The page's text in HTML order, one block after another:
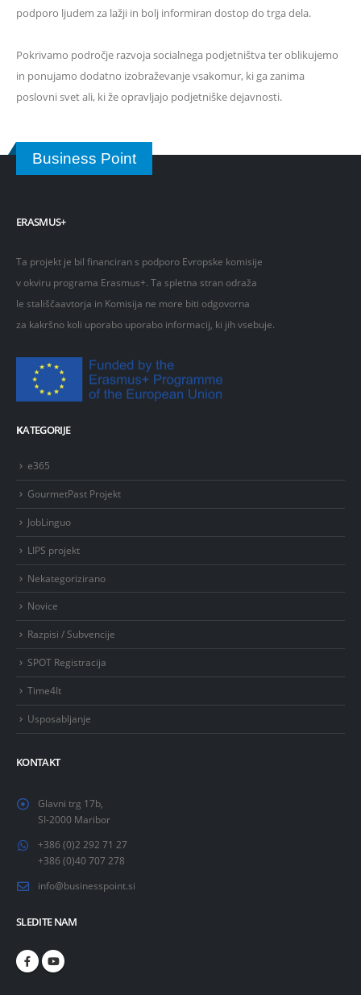
podporo ljudem za lažji in bolj informiran dostop do trga dela.
Pokrivamo področje razvoja socialnega podjetništva ter oblikujemo
in ponujamo dodatno izobraževanje vsakomur, ki ga zanima
poslovni svet ali, ki že opravljajo podjetniške dejavnosti.
Business Point
ERASMUS+
Ta projekt je bil financiran s podporo Evropske komisije
v okviru programa Erasmus+. Ta spletna stran odraža
le stališčaavtorja in Komisija ne more biti odgovorna
za kakršno koli uporabo uporabo informacij, ki jih vsebuje.
KATEGORIJE
e365
GourmetPast Projekt
JobLinguo
LIPS projekt
Nekategorizirano
Novice
Razpisi / Subvencije
SPOT Registracija
Time4It
Usposabljanje
KONTAKT
Glavni trg 17b,
SI-2000 Maribor
+386 (0)2 292 71 27
+386 (0)40 707 278
info@businesspoint.si
SLEDITE NAM